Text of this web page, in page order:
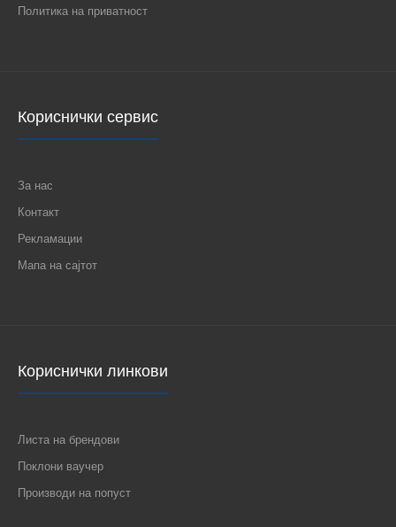
Политика на приватност
Кориснички сервис
За нас
Контакт
Рекламации
Мапа на сајтот
Кориснички линкови
Листа на брендови
Поклони ваучер
Производи на попуст